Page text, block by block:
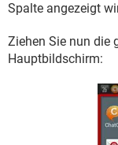
Spalte angezeigt
Ziehen Sie nun die
Hauptbildschirm: